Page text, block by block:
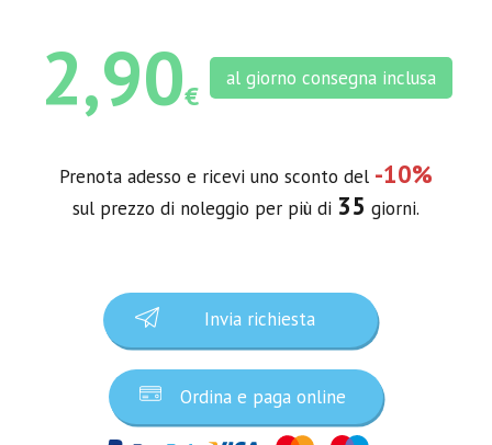
2,90€
al giorno consegna inclusa
Prenota adesso e ricevi uno sconto del -10%
sul prezzo di noleggio per più di 35 giorni.
Invia richiesta
Ordina e paga online